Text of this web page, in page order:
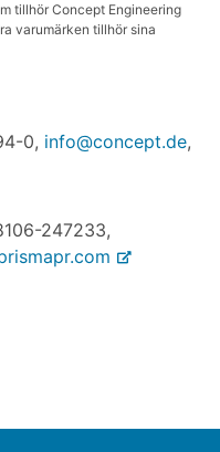
tillhör Concept Engineering
varumärken tillhör sina
0, info@concept.de,
247233,